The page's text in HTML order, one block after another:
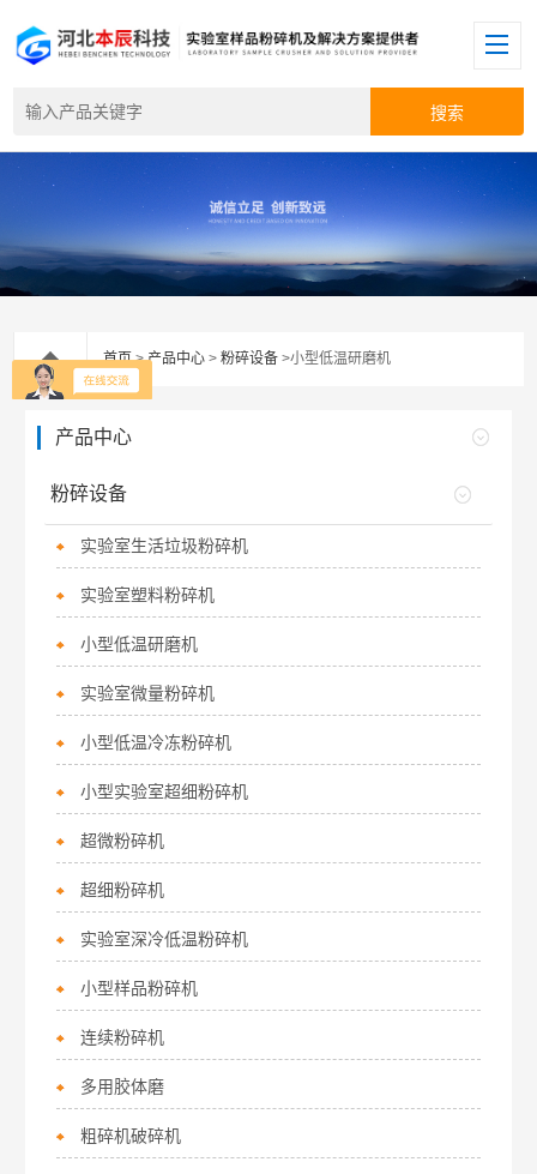
首页>产品中心 >粉碎设备 >小型低温研磨机
产品中心
粉碎设备
实验室生活垃圾粉碎机
实验室塑料粉碎机
小型低温研磨机
实验室微量粉碎机
小型低温冷冻粉碎机
小型实验室超细粉碎机
超微粉碎机
超细粉碎机
实验室深冷低温粉碎机
小型样品粉碎机
连续粉碎机
多用胶体磨
粗碎机破碎机